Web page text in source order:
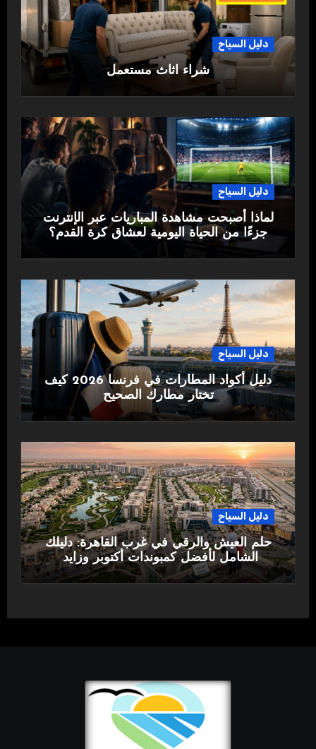
دليل السياح
شراء اثاث مستعمل
دليل السياح
لماذا أصبحت مشاهدة المباريات عبر الإنترنت
جزءًا من الحياة اليومية لعشاق كرة القدم؟
دليل السياح
دليل أكواد المطارات في فرنسا 2026 كيف
تختار مطارك الصحيح
دليل السياح
حلم العيش والرقي في غرب القاهرة: دليلك
الشامل لأفضل كمبوندات أكتوبر وزايد